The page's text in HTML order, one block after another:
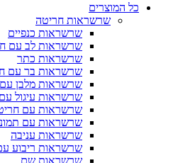
כל המוצרים
שרשראות חריטה
שרשראות כנפיים
שרשראות לב עם
שרשראות כתר
שרשראות בר עם
שרשראות מלבן
שרשראות עיגול
שרשראות עם
שרשראות עם
שרשראות עניבה
שרשראות ריבוע
שרשראות שם